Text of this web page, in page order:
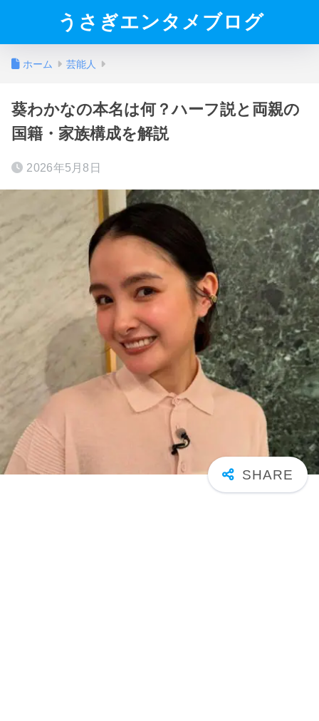
うさぎエンタメブログ
ホーム 芸能人
葵わかなの本名は何？ハーフ説と両親の
国籍・家族構成を解説
2026年5月8日